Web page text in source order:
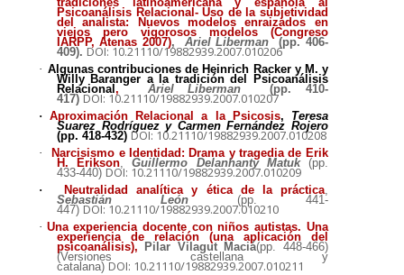
Psicoanálisis Relacional- Uso de la subjetividad
del analista: Nuevos modelos enraizados en
viejos pero vigorosos modelos (Congreso
IARPP, Atenas 2007), Ariel Liberman(pp. 406-
409). DOI: 10.21110/19882939.2007.010206
·Algunas contribuciones de Heinrich Racker y M. y
Willy Baranger a la tradición del Psicoanálisis
Relacional , Ariel Liberman(pp. 410-
417) DOI: 10.21110/19882939.2007.010207
· Aproximación Relacional a la Psicosis, Teresa
Suarez Rodríguez y Carmen Fernández Rojero
(pp. 418-432) DOI: 10.21110/19882939.2007.010208
· Narcisismo e Identidad: Drama y tragedia de Erik
H. Erikson,Guillermo Delanhanty Matuk (pp.
433-440) DOI: 10.21110/19882939.2007.010209
· Neutralidad analítica y ética de la práctica,
Sebastián León (pp. 441-
447) DOI: 10.21110/19882939.2007.010210
· Una experiencia docente con niños autistas. Una
experiencia de relación (una aplicación del
psicoanálisis), Pilar Vilagut Maciá(pp. 448-466)
(Versiones castellana y
catalana) DOI: 10.21110/19882939.2007.010211